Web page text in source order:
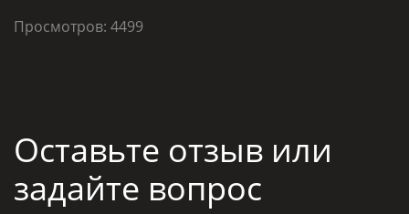
Просмотров: 4499
Оставьте отзыв или
задайте вопрос